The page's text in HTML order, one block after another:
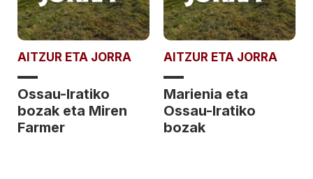
AITZUR ETA JORRA
Ossau-Iratiko
bozak eta Miren
Farmer
AITZUR ETA JORRA
Marienia eta
Ossau-Iratiko
bozak